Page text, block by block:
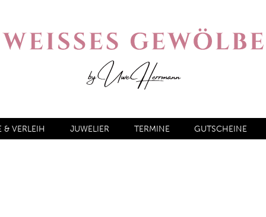
VERLEIH JUWELIER TERMINE GUTSCHEINE